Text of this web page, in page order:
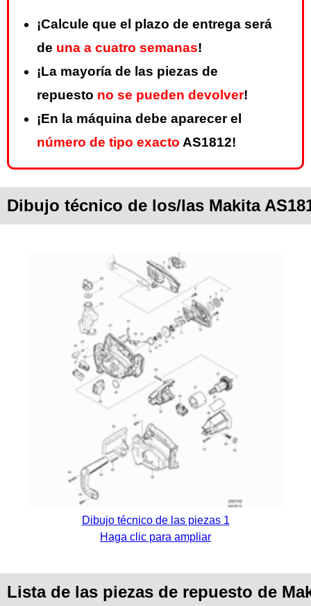
¡Calcule que el plazo de entrega será
de una a cuatro semanas!
¡La mayoría de las piezas de
repuesto no se pueden devolver!
¡En la máquina debe aparecer el
número de tipo exacto AS1812!
Dibujo técnico de los/las Makita
Dibujo técnico de las piezas 1
Haga clic para ampliar
Lista de las piezas de repuesto de